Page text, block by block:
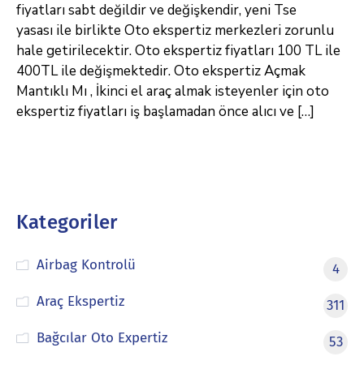
fiyatları sabt değildir ve değişkendir, yeni Tse
yasası ile birlikte Oto ekspertiz merkezleri zorunlu
hale getirilecektir. Oto ekspertiz fiyatları 100 TL ile
400TL ile değişmektedir. Oto ekspertiz Açmak
Mantıklı Mı , İkinci el araç almak isteyenler için oto
ekspertiz fiyatları iş başlamadan önce alıcı ve […]
Kategoriler
Airbag Kontrolü
4
Araç Ekspertiz
311
Bağcılar Oto Expertiz
53